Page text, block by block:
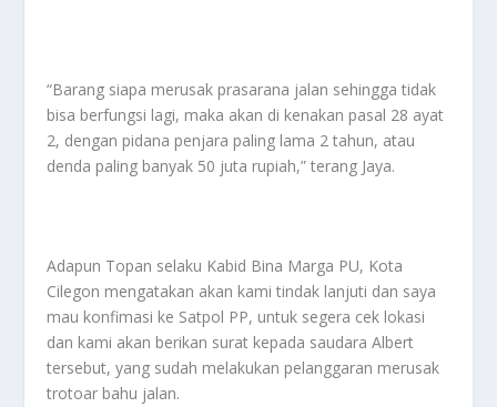
“Barang siapa merusak prasarana jalan sehingga tidak
bisa berfungsi lagi, maka akan di kenakan pasal 28 ayat
2, dengan pidana penjara paling lama 2 tahun, atau
denda paling banyak 50 juta rupiah,” terang Jaya.
Adapun Topan selaku Kabid Bina Marga PU, Kota
Cilegon mengatakan akan kami tindak lanjuti dan saya
mau konfimasi ke Satpol PP, untuk segera cek lokasi
dan kami akan berikan surat kepada saudara Albert
tersebut, yang sudah melakukan pelanggaran merusak
trotoar bahu jalan.